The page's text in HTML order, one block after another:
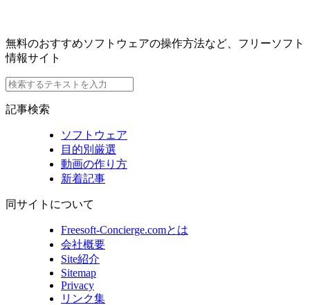
無料のおすすめソフトウェアの操作方法など、フリーソフト
情報サイト
記事検索
ソフトウェア
目的別厳選
動画の作り方
新着記事
同サイトについて
Freesoft-Concierge.comとは
会社概要
Site紹介
Sitemap
Privacy
リンク集